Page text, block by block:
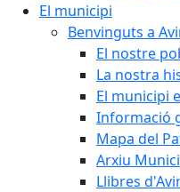
El municipi
Benvinguts a
El nostre
La nostra
El municipi
Informació
Mapa del
Arxiu
Llibres